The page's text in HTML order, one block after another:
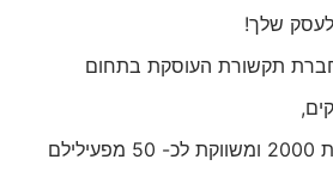
שלך!
תקשורת העוסקת בתחום
חברתנו קיימת מאז שנת 2000 ומשווקת לכ- 50 מפעילילם